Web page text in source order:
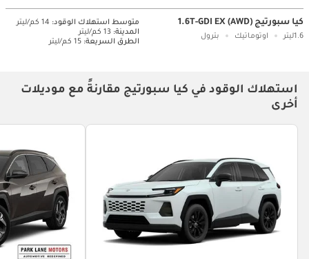
كيا سبورتيج 1.6T-GDI EX (AWD)
1.6ليتر اوتوماتيك بترول
متوسط ​​استهلاك الوقود: 14 كم/ليتر
المدينة: 13 كم/ليتر
الطرق السريعة: 15 كم/ليتر
استهلاك الوقود في كيا سبورتيج مقارنةً مع موديلات
أخرى